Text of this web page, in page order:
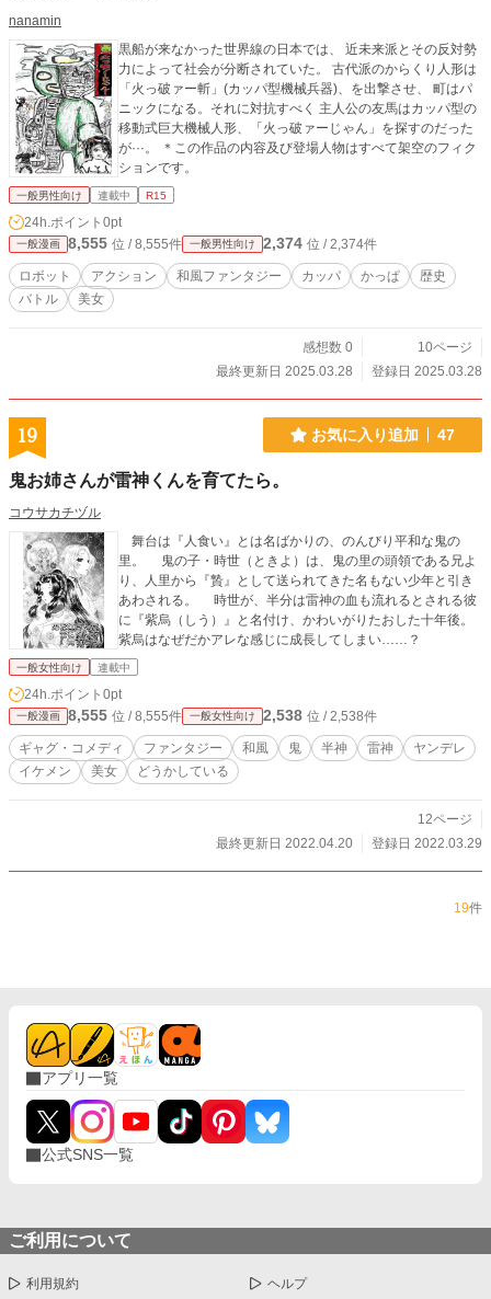
nanamin
黒船が来なかった世界線の日本では、 近未来派とその反対勢
力によって社会が分断されていた。 古代派のからくり人形は
「火っ破ァー斬」(カッパ型機械兵器)、を出撃させ、 町はパ
ニックになる。それに対抗すべく 主人公の友馬はカッパ型の
移動式巨大機械人形、「火っ破ァーじゃん」を探すのだった
が···。 ＊この作品の内容及び登場人物はすべて架空のフィク
ションです。
一般男性向け 連載中 R15
24h.ポイント 0pt
一般漫画 8,555 位 / 8,555件 一般男性向け 2,374 位 / 2,374件
ロボット アクション 和風ファンタジー カッパ かっぱ
歴史
バトル
美女
感想数 0
10ページ
最終更新日 2025.03.28
登録日 2025.03.28
19 お気に入り追加 47
鬼お姉さんが雷神くんを育てたら。
コウサカチヅル
舞台は『人食い』とは名ばかりの、のんびり平和な鬼の
里。 鬼の子・時世（ときよ）は、鬼の里の頭領である兄よ
り、人里から『贄』として送られてきた名もない少年と引き
あわされる。 時世が、半分は雷神の血も流れるとされる彼
に『紫烏（しう）』と名付け、かわいがりたおした十年後。
紫烏はなぜだかアレな感じに成長してしまい……？
一般女性向け 連載中
24h.ポイント 0pt
一般漫画 8,555 位 / 8,555件 一般女性向け 2,538 位 / 2,538件
ギャグ・コメディ ファンタジー 和風 鬼 半神 雷神
ヤンデレ
イケメン
美女 どうかしている
12ページ
最終更新日 2022.04.20
登録日 2022.03.29
19件
アプリ一覧
公式SNS一覧
ご利用について
利用規約 ヘルプ